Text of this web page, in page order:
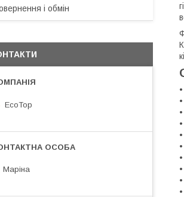
і обмін
EcoTop
Маріна